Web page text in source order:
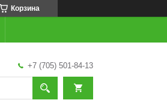
Корзина
+7 (705) 501-84-13